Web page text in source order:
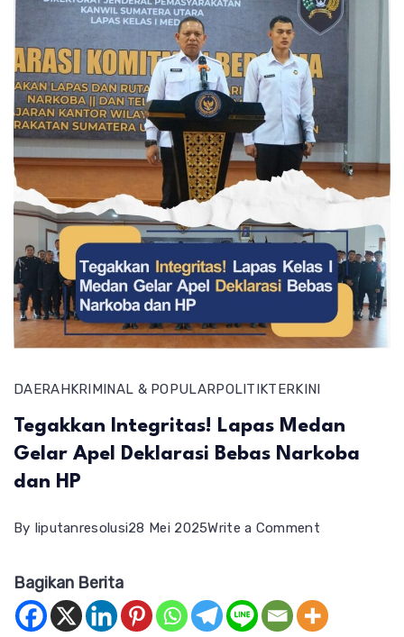
DAERAHKRIMINAL & POPULARPOLITIKTERKINI
Tegakkan Integritas! Lapas Medan
Gelar Apel Deklarasi Bebas Narkoba
dan HP
By liputanresolusi28 Mei 2025Write a Commenton
Lapas
Bagikan Berita